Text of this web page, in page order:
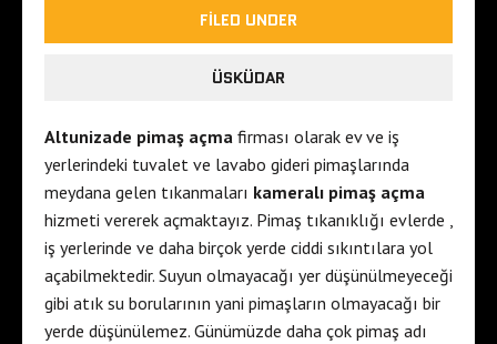
FILED UNDER
ÜSKÜDAR
Altunizade pimaş açma firması olarak ev ve iş
yerlerindeki tuvalet ve lavabo gideri pimaşlarında
meydana gelen tıkanmaları kameralı pimaş açma
hizmeti vererek açmaktayız. Pimaş tıkanıklığı evlerde ,
iş yerlerinde ve daha birçok yerde ciddi sıkıntılara yol
açabilmektedir. Suyun olmayacağı yer düşünülmeyeceği
gibi atık su borularının yani pimaşların olmayacağı bir
yerde düşünülemez. Günümüzde daha çok pimaş adı